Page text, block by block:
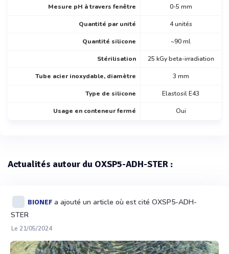
Mesure pH à travers fenêtre 0-5 mm
Quantité par unité 4 unités
Quantité silicone ~90 ml
Stérilisation 25 kGy beta-irradiation
Tube acier inoxydable, diamètre 3 mm
Type de silicone Elastosil E43
Usage en conteneur fermé Oui
Actualités autour du OXSP5-ADH-STER :
BIONEF a ajouté un article où est cité OXSP5-ADH-
STER
Le 21/05/2024